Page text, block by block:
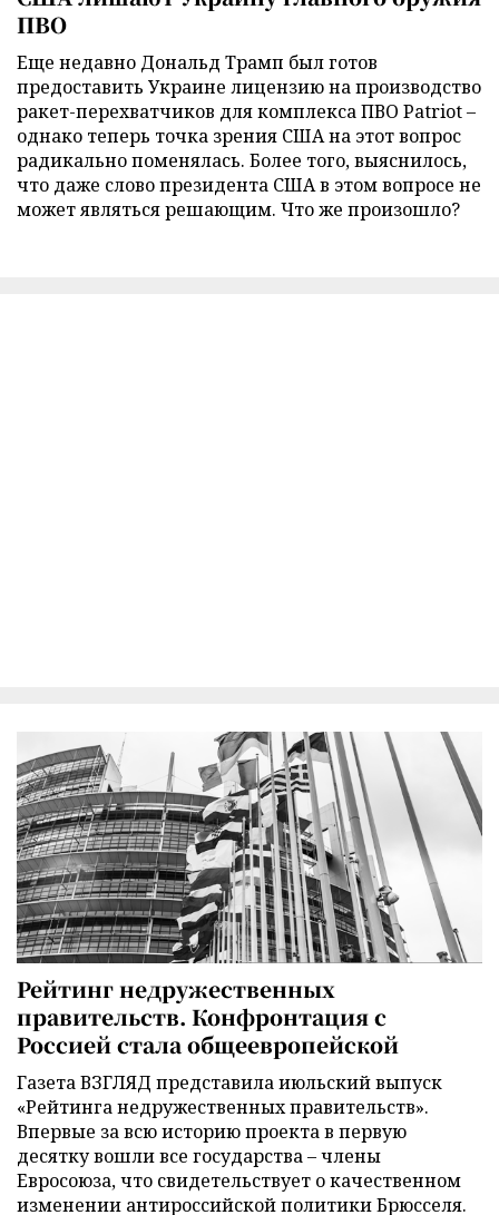
ПВО
Еще недавно Дональд Трамп был готов
предоставить Украине лицензию на производство
ракет-перехватчиков для комплекса ПВО Patriot –
однако теперь точка зрения США на этот вопрос
радикально поменялась. Более того, выяснилось,
что даже слово президента США в этом вопросе не
может являться решающим. Что же произошло?
Рейтинг недружественных
правительств. Конфронтация с
Россией стала общеевропейской
Газета ВЗГЛЯД представила июльский выпуск
«Рейтинга недружественных правительств».
Впервые за всю историю проекта в первую
десятку вошли все государства – члены
Евросоюза, что свидетельствует о качественном
изменении антироссийской политики Брюсселя.